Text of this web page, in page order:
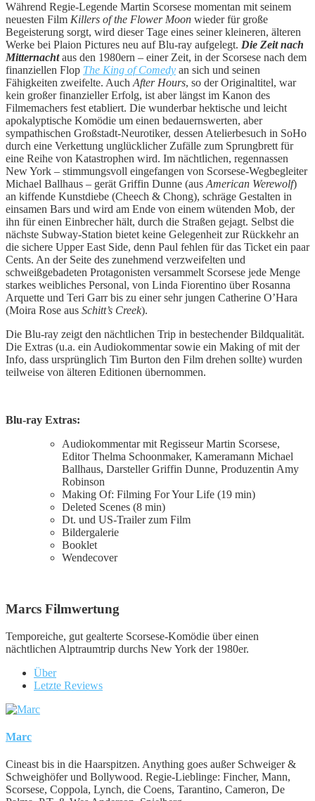
Während Regie-Legende Martin Scorsese momentan mit seinem
neuesten Film Killers of the Flower Moon wieder für große
Begeisterung sorgt, wird dieser Tage eines seiner kleineren, älteren
Werke bei Plaion Pictures neu auf Blu-ray aufgelegt. Die Zeit nach
Mitternachtaus den 1980ern – einer Zeit, in der Scorsese nach dem
finanziellen Flop The King of Comedy an sich und seinen
Fähigkeiten zweifelte. Auch After Hours, so der Originaltitel, war
kein großer finanzieller Erfolg, ist aber längst im Kanon des
Filmemachers fest etabliert. Die wunderbar hektische und leicht
apokalyptische Komödie um einen bedauernswerten, aber
sympathischen Großstadt-Neurotiker, dessen Atelierbesuch in SoHo
durch eine Verkettung unglücklicher Zufälle zum Sprungbrett für
eine Reihe von Katastrophen wird. Im nächtlichen, regennassen
New York – stimmungsvoll eingefangen von Scorsese-Wegbegleiter
Michael Ballhaus – gerät Griffin Dunne (aus American Werewolf)
an kiffende Kunstdiebe (Cheech & Chong), schräge Gestalten in
einsamen Bars und wird am Ende von einem wütenden Mob, der
ihn für einen Einbrecher hält, durch die Straßen gejagt. Selbst die
nächste Subway-Station bietet keine Gelegenheit zur Rückkehr an
die sichere Upper East Side, denn Paul fehlen für das Ticket ein paar
Cents. An der Seite des zunehmend verzweifelten und
schweißgebadeten Protagonisten versammelt Scorsese jede Menge
starkes weibliches Personal, von Linda Fiorentino über Rosanna
Arquette und Teri Garr bis zu einer sehr jungen Catherine O’Hara
(Moira Rose aus Schitt’s Creek).
Die Blu-ray zeigt den nächtlichen Trip in bestechender Bildqualität.
Die Extras (u.a. ein Audiokommentar sowie ein Making of mit der
Info, dass ursprünglich Tim Burton den Film drehen sollte) wurden
teilweise von älteren Editionen übernommen.
Blu-ray Extras:
Audiokommentar mit Regisseur Martin Scorsese,
Editor Thelma Schoonmaker, Kameramann Michael
Ballhaus, Darsteller Griffin Dunne, Produzentin Amy
Robinson
Making Of: Filming For Your Life (19 min)
Deleted Scenes (8 min)
Dt. und US-Trailer zum Film
Bildergalerie
Booklet
Wendecover
Marcs Filmwertung
Temporeiche, gut gealterte Scorsese-Komödie über einen
nächtlichen Alptraumtrip durchs New York der 1980er.
Über
Letzte Reviews
Marc
Cineast bis in die Haarspitzen. Anything goes außer Schweiger &
Schweighöfer und Bollywood. Regie-Lieblinge: Fincher, Mann,
Scorsese, Coppola, Lynch, die Coens, Tarantino, Cameron, De